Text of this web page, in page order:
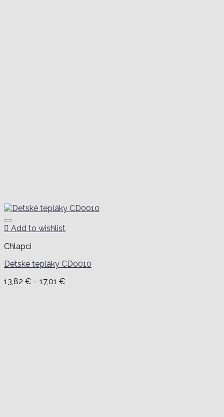
Add to wishlist
Chlapci
Detské tepláky CD0010
13,82 € – 17,01 €Price